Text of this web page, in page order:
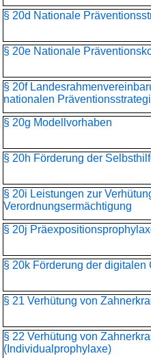
§ 20d Nationale
§ 20e Nationale
§ 20f
nationalen
§ 20g Modellvorhaben
§ 20h Förderung der
§ 20i Leistungen zur
Verordnungsermächtigung
§ 20j
§ 20k Förderung der digitalen
§ 21 Verhütung von
§ 22 Verhütung von
(Individualprophylaxe)